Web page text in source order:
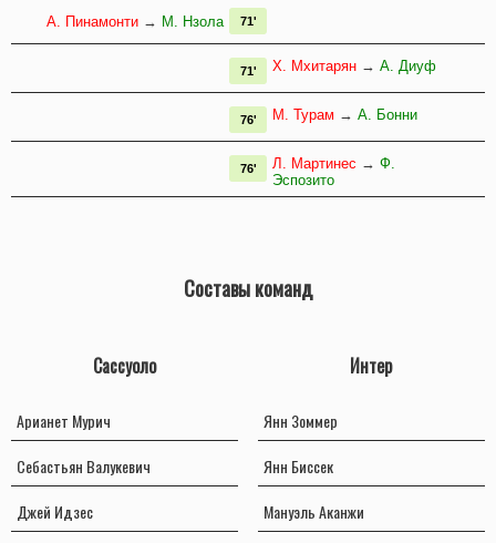
А. Пинамонти → М. Нзола 71'
Х. Мхитарян → А. Диуф
71'
М. Турам → А. Бонни
76'
Л. Мартинес → Ф.
Эспозито
76'
Составы команд
Сассуоло
Арианет Мурич
Себастьян Валукевич
Джей Идзес
Интер
Янн Зоммер
Янн Биссек
Мануэль Аканжи